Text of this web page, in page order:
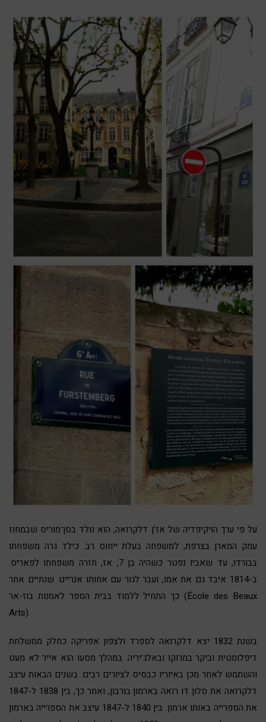
על פי ערך הויקיפדיה של אז’ן דלקרואה, הוא נולד בסן־מוריס שבמחוז
עמק המארן בצרפת, למשפחה בעלת ייחוס רב. כילד גרה משפחתו
בבורדו, עד שאביו נפטר כשהיה בן 7, אז, חזרה משפחתו לפאריס.
ב-1814 איבד גם את אמו, ועבר לגור עם אחותו אנרייט. שנתיים אחר
כך התחיל ללמוד בבית הספר לאמנות בוז-אר (École des Beaux
Arts).
בשנת 1832 יצא דלקרואה לספרד ולצפון אפריקה כחלק ממשלחת
דיפלומטית וביקר במרוקו ובאלג’יריה. במהלך מסעו הוא אייר לא מעט
והשתמש לאחר מכן באיוריו כבסיס לציורים רבים. בשנים הבאות עיצב
דלקרואה את סלון דו רואה בארמון בורבון, ואחר כך, בין 1838 ל-1847
את הספרייה באותו ארמון. בין 1840 ל-1847 עיצב את הספרייה בארמון